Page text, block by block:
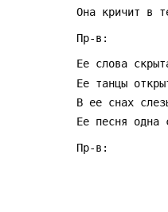
Она кpичит в
Пp-в:
Ее слова
Ее танцы
В ее снах
Ее песня одна
Пp-в: